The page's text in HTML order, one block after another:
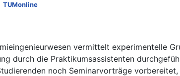
TUMonline
vermittelt experimentelle
durch die Praktikumsassistenten
noch Seminarvorträge